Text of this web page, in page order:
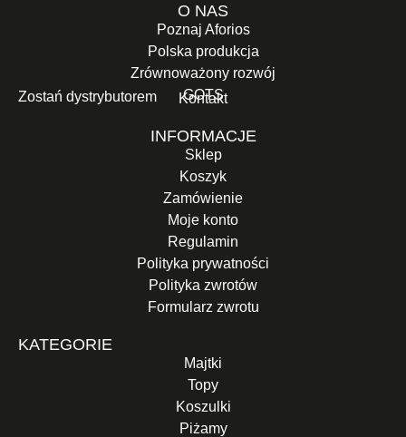
O NAS
Poznaj Aforios
Polska produkcja
Zrównoważony rozwój
GOTS
Zostań dystrybutorem Kontakt
INFORMACJE
Sklep
Koszyk
Zamówienie
Moje konto
Regulamin
Polityka prywatności
Polityka zwrotów
Formularz zwrotu
KATEGORIE
Majtki
Topy
Koszulki
Piżamy